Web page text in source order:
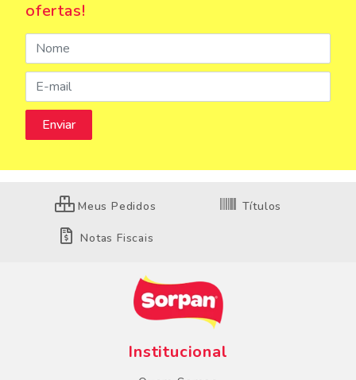
ofertas!
Meus Pedidos Títulos
Notas Fiscais
Institucional